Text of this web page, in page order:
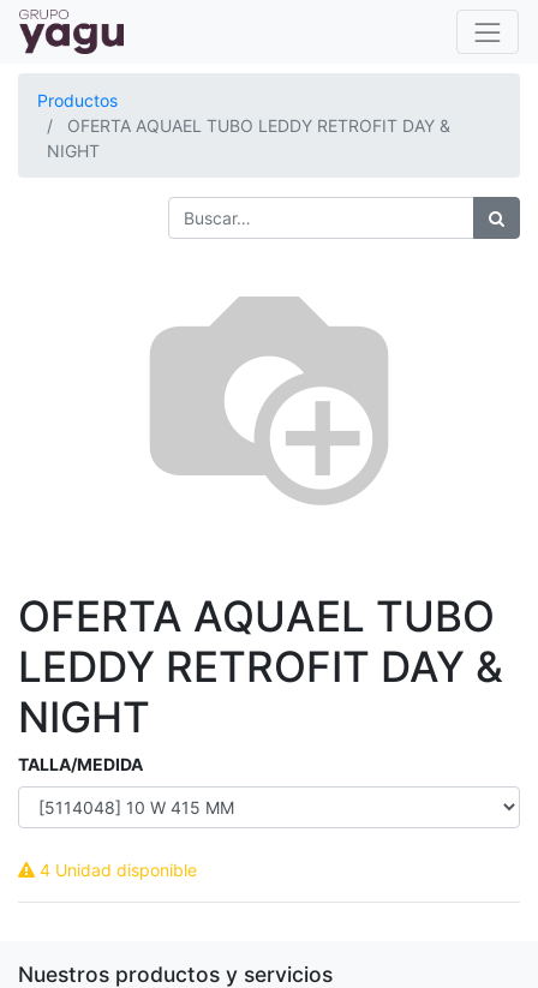
Productos
OFERTA AQUAEL TUBO LEDDY RETROFIT DAY &
NIGHT
OFERTA AQUAEL TUBO
LEDDY RETROFIT DAY &
NIGHT
TALLA/MEDIDA
4 Unidad disponible
Nuestros productos y servicios